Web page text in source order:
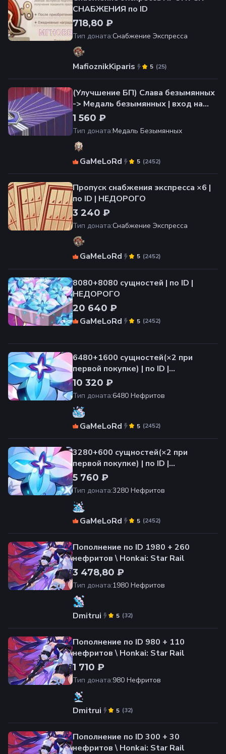
СНАБЖЕНИЯ по ID
718,80 ₽
Тип доната:Снабжение Экспресса
MafioznikKiparis (25)
5
(Улучшение БП) Слава безымянных
-> Медаль безымянных | вход на
аккаунт | НЕДОРОГО
1 560 ₽
Тип доната:Медаль Безымянных
GaMeLoRd (2452)
5
Пропуск снабжения экспресса ×6 |
по ID | НЕДОРОГО
3 240 ₽
Тип доната:Снабжение Экспресса
GaMeLoRd (2452)
5
8080+8080 сущностей | по ID |
НЕДОРОГО
20 640 ₽
GaMeLoRd
(2452)
5
6480+1600 сущностей(×2 при
первой покупке) | по ID |
НЕДОРОГО
10 320 ₽
Тип доната:6480 Нефритов
GaMeLoRd (2452)
5
3280+600 сущностей(×2 при
первой покупке) | по ID |
НЕДОРОГО
5 760 ₽
Тип доната:3280 Нефритов
GaMeLoRd (2452)
5
Пополнение по ID 1980 + 260
нефритов \ Honkai: Star Rail
3 478,80 ₽
Тип доната:1980 Нефритов
Dmitrui (32)
5
Пополнение по ID 980 + 110
нефритов \ Honkai: Star Rail
1 710 ₽
Тип доната:980 Нефритов
Dmitrui (32)
5
Пополнение по ID 300 + 30
нефритов \ Honkai: Star Rail